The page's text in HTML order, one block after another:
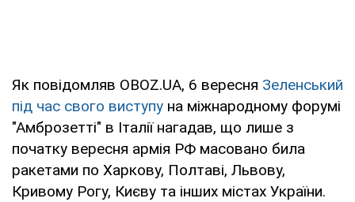
Як повідомляв OBOZ.UA, 6 вересня Зеленський
під час свого виступу на міжнародному форумі
"Амброзетті" в Італії нагадав, що лише з
початку вересня армія РФ масовано била
ракетами по Харкову, Полтаві, Львову,
Кривому Рогу, Києву та інших містах України.